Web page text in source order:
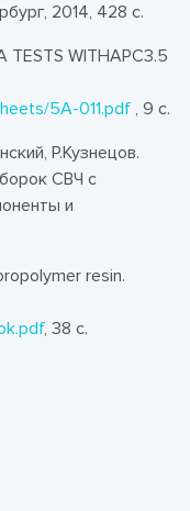
2014, 428 с.
TESTS WITHAPC3.5
5A-011.pdf , 9 с.
Р.Кузнецов.
СВЧ с
и
resin.
, 38 с.